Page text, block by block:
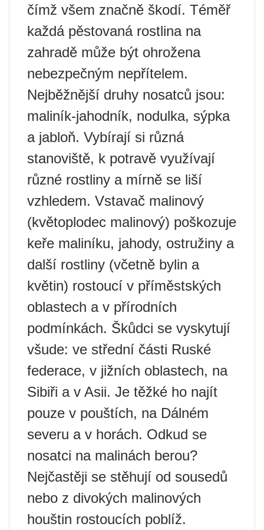
čímž všem značně škodí. Téměř
každá pěstovaná rostlina na
zahradě může být ohrožena
nebezpečným nepřítelem.
Nejběžnější druhy nosatců jsou:
maliník-jahodník, nodulka, sýpka
a jabloň. Vybírají si různá
stanoviště, k potravě využívají
různé rostliny a mírně se liší
vzhledem. Vstavač malinový
(květoplodec malinový) poškozuje
keře maliníku, jahody, ostružiny a
další rostliny (včetně bylin a
květin) rostoucí v příměstských
oblastech a v přírodních
podmínkách. Škůdci se vyskytují
všude: ve střední části Ruské
federace, v jižních oblastech, na
Sibiři a v Asii. Je těžké ho najít
pouze v pouštích, na Dálném
severu a v horách. Odkud se
nosatci na malinách berou?
Nejčastěji se stěhují od sousedů
nebo z divokých malinových
houštin rostoucích poblíž.